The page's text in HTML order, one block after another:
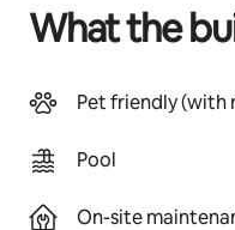
What the
Pet friendly (with
Pool
On-site